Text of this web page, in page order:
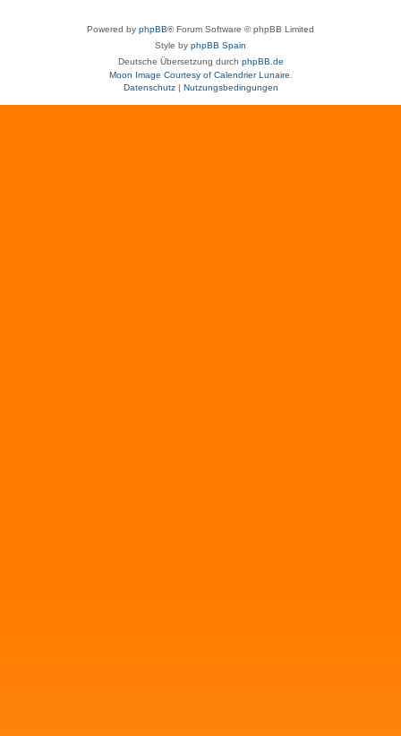
Powered by phpBB® Forum Software © phpBB Limited
Style by phpBB Spain
Deutsche Übersetzung durch phpBB.de
Moon Image Courtesy of Calendrier Lunaire.
Datenschutz| Nutzungsbedingungen